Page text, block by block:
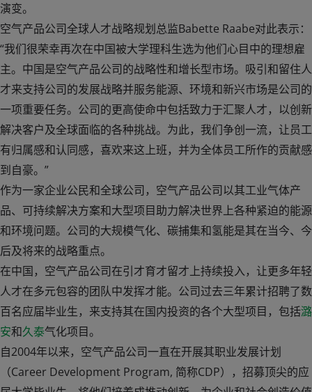
演变。
空气产品公司全球人才战略规划总监Babette Raabe对此表示：
“我们很荣幸再次在中国被大学理科生选为他们心目中的理想雇
主。中国是空气产品公司的战略性和增长型市场。吸引和留住人
才来支持公司的发展战略并服务能源、环境和新兴市场是公司的
一项重要任务。公司的更高使命中包括致力于汇聚人才，以创新
解决客户及全球面临的各种挑战。为此，我们争创一流，让员工
有归属感和认同感，喜欢来这上班，并为全体员工所作的贡献感
到自豪。”
作为一家企业公民和全球公司，空气产品公司以其工业气体产
品、可持续解决方案和大型项目助力解决世界上各种紧迫的能源
和环境问题。公司的大规模气化、碳捕集和氢能是其在当今、今
后及将来的战略重点。
在中国，空气产品公司在引才育才留才上持续投入，让更多年轻
人才在多元包容的团队中发挥才能。公司过去三年累计招聘了数
百名应届毕业生，来支持其在国内投资的各个大型项目，包括潞
安和久泰气化项目。
自2004年以来，空气产品公司一直在开展其职业发展计划
（Career Development Program, 简称CDP），招募顶尖的应